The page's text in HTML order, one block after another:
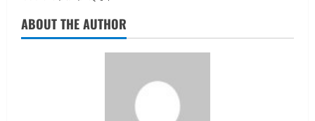
ABOUT THE AUTHOR